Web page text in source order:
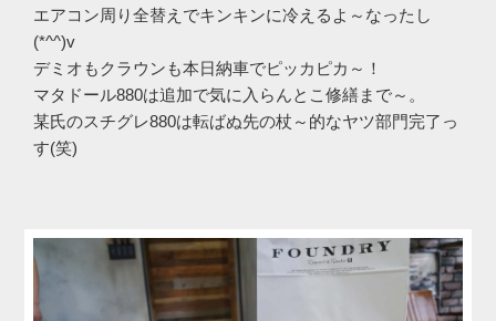
エアコン周り全替えでキンキンに冷えるよ～なったし
(*^^)v
デミオもクラウンも本日納車でピッカピカ～！
マタドール880は追加で気に入らんとこ修繕まで～。
某氏のスチグレ880は転ばぬ先の杖～的なヤツ部門完了っ
す(笑)